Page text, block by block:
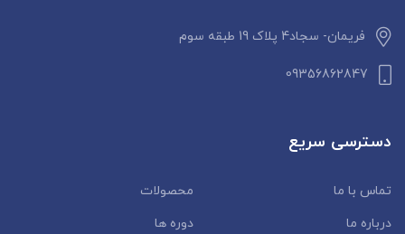
فریمان- سجاد4 پلاک 19 طبقه سوم
09356862847
دسترسی سریع
تماس با ما
محصولات
درباره ما
دوره ها